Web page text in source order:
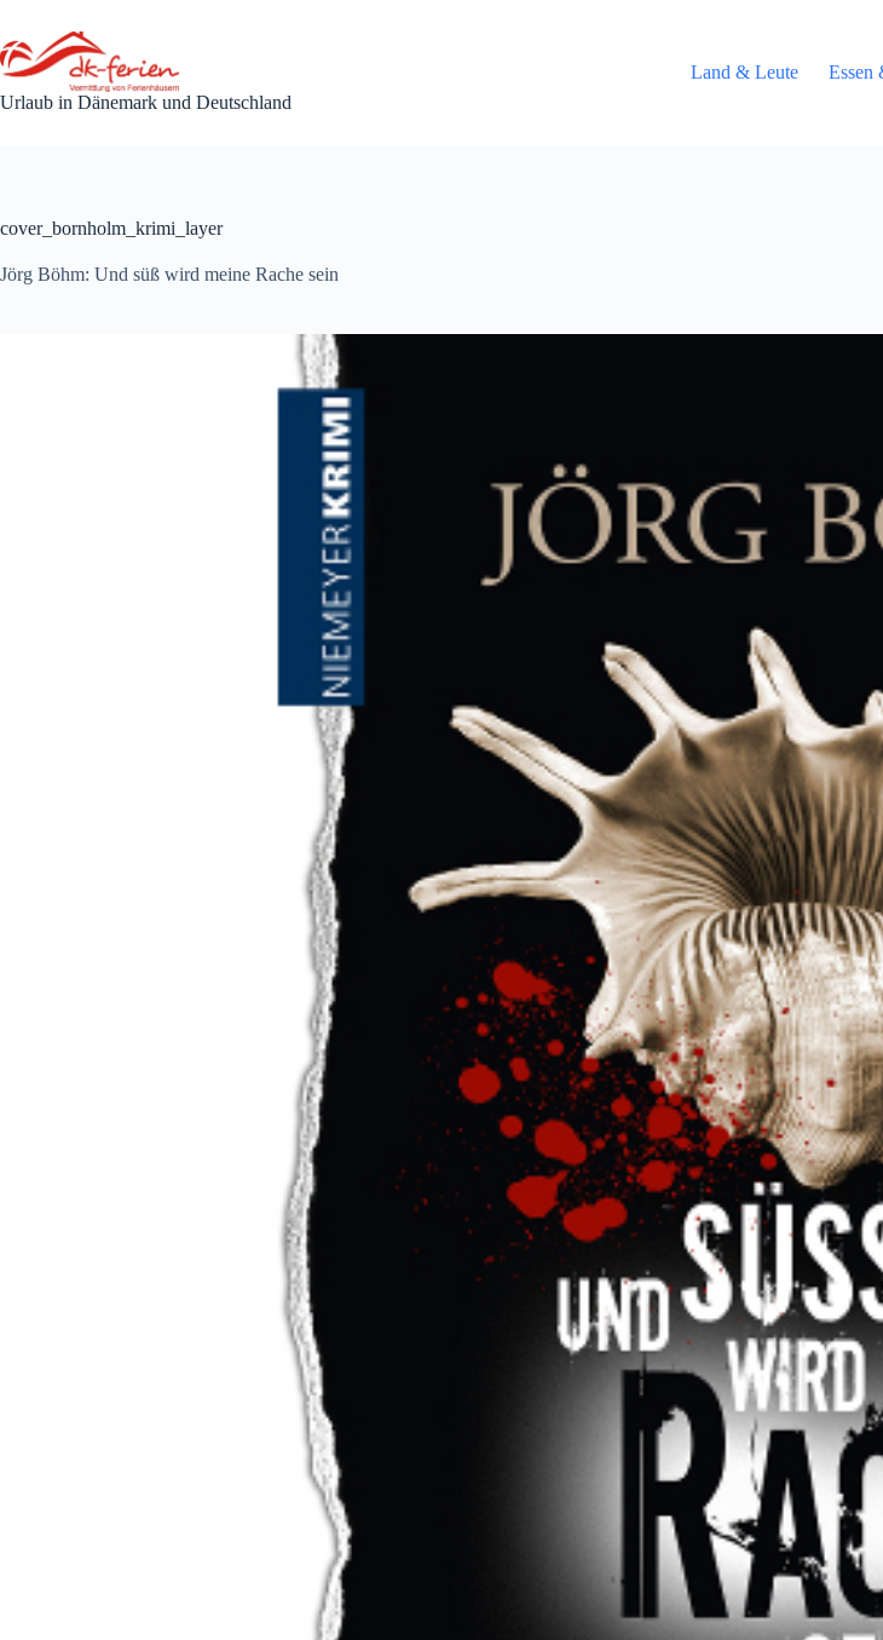
springen
Urlaub in Dänemark und Deutschland
Land & Leute Essen
cover_bornholm_krimi_layer
Jörg Böhm: Und süß wird meine Rache sein